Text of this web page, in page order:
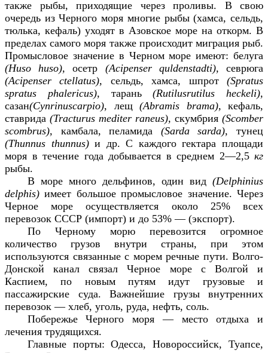
также рыбы, приходящие через проливы. В свою
очередь из Черного моря многие рыбы (хамса, сельдь,
тюлька, кефаль) уходят в Азовское море на откорм. В
пределах самого моря также происходит миграция рыб.
Промысловое значение в Черном море имеют: белуга
(Huso huso),осетр (Acipenser quldenstadti),севрюга
(Acipenser ctellatus), сельдь, хамса, шпрот(Spratus
spratus phalericus), тарань(Rutilusrutilus heckeli),
сазан(Cynrinuscarpio), лещ (Abramis brama), кефаль,
ставрида (Tracturus mediter raneus), скумбрия (Scomber
scombrus), камбала, пеламида (Sarda sarda),тунец
(Thunnus thunnus)и др. С каждого гектара площади
моря в течение года добывается в среднем 2—2,5 кг
рыбы.
В море много дельфинов, один вид (Delphinius
delphis)имеет большое промысловое значение. Через
Черное море осуществляется около 25% всех
перевозок СССР (импорт) и до 53% — (экспорт).
По Черному морю перевозится огромное
количество грузов внутри страны, при этом
используются связанные с морем речные пути. Волго-
Донской канал связал Черное море с Волгой и
Каспием, по новым путям идут грузовые и
пассажирские суда. Важнейшие грузы внутренних
перевозок — хлеб, уголь, руда, нефть, соль.
Побережье Черного моря — место отдыха и
лечения трудящихся.
Главные порты: Одесса, Новороссийск, Туапсе,